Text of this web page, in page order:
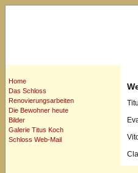
Home
Das Schloss
Renovierungsarbeiten
Die Bewohner heute
Bilder
Galerie Titus Koch
Schloss Web-Mail